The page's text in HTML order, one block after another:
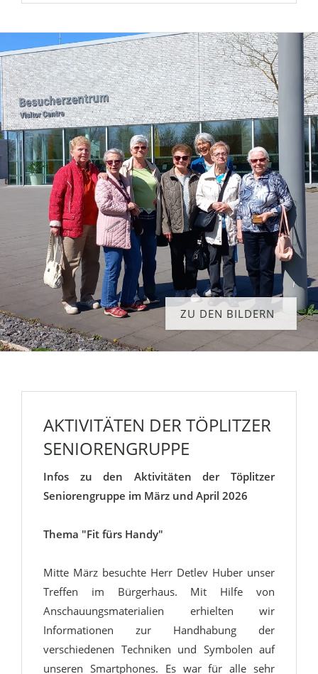
ZU DEN BILDERN
AKTIVITÄTEN DER TÖPLITZER
SENIORENGRUPPE
Infos zu den Aktivitäten der Töplitzer
Seniorengruppe im März und April 2026
Thema "Fit fürs Handy"
Mitte März besuchte Herr Detlev Huber unser
Treffen im Bürgerhaus. Mit Hilfe von
Anschauungsmaterialien erhielten wir
Informationen zur Handhabung der
verschiedenen Techniken und Symbolen auf
unseren Smartphones. Es war für alle sehr